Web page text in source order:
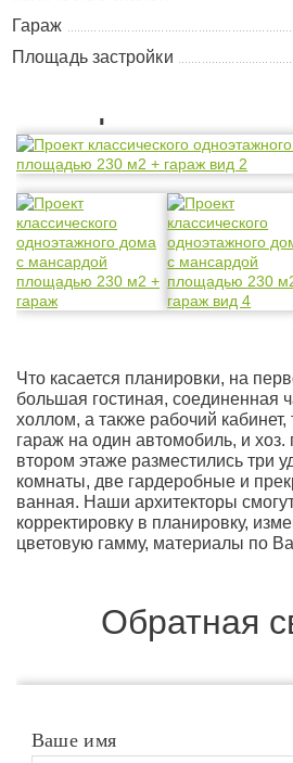
Гараж
Площадь застройки
Что касается планировки, на
большая гостиная, соединенная
холлом, а также рабочий кабинет,
гараж на один автомобиль, и
втором этаже разместились три
комнаты, две гардеробные и
ванная. Наши архитекторы
корректировку в планировку,
цветовую гамму, материалы по
Обратная
Ваше имя